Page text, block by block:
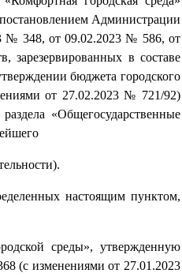
Администрации
№ 348, от 09.02.2023 № 586, от
в составе
бюджета городского
от 27.02.2023 № 721/92)
«Общегосударственные
настоящим пунктом,
среды», утвержденную
(с изменениями от 27.01.2023